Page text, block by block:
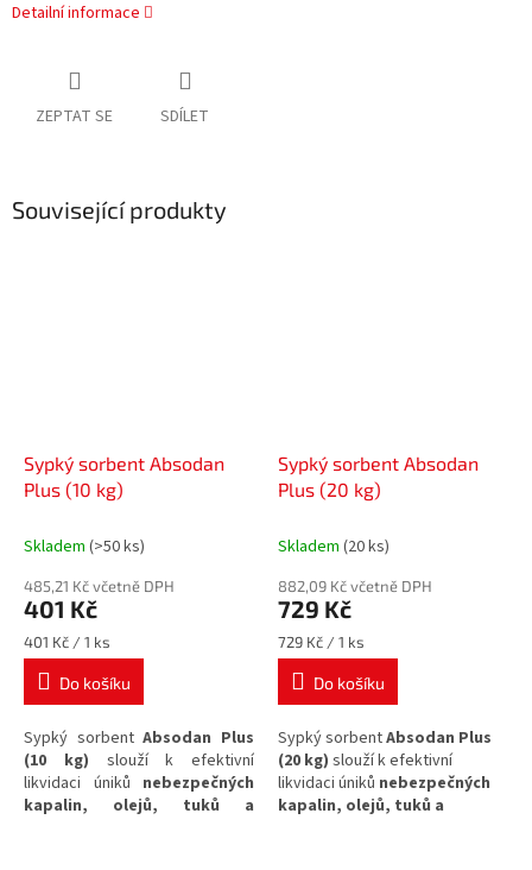
Detailní informace
ZEPTAT SE SDÍLET
Související produkty
Sypký sorbent Absodan
Plus (10 kg)
Skladem (>50 ks)
485,21 Kč včetně DPH
401 Kč
Měrná
cena:
401 Kč / 1 ks
Do košíku
Sypký sorbentAbsodan Plus
(10 kg) slouží k efektivní
likvidaci úniků nebezpečných
kapalin, olejů, tuků a
Sypký sorbent Absodan
Plus (20 kg)
Skladem (20 ks)
882,09 Kč včetně DPH
729 Kč
Měrná
cena:
729 Kč / 1 ks
Do košíku
Sypký sorbentAbsodan Plus
(20 kg) slouží k efektivní
likvidaci úniků nebezpečných
kapalin, olejů, tuků a